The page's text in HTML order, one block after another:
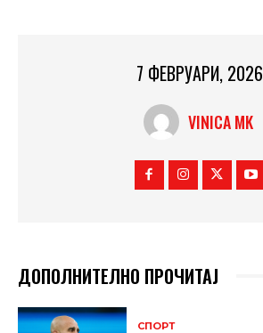
7 ФЕВРУАРИ, 2026
VINICA MK
ДОПОЛНИТЕЛНО ПРОЧИТАЈ
СПОРТ